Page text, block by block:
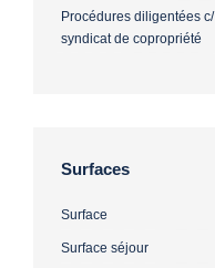
Procédures diligentées c/
syndicat de copropriété
Surfaces
Surface
Surface séjour